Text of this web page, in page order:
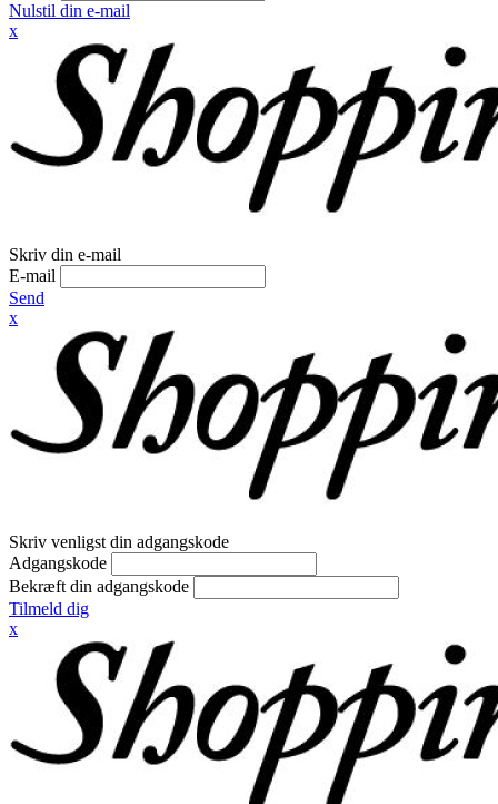
Nulstil din e-mail
x
Skriv din e-mail
E-mail
Send
x
Skriv venligst din adgangskode
Adgangskode
Bekræft din adgangskode
Tilmeld dig
x